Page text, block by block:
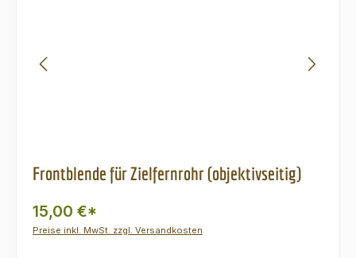
Frontblende für Zielfernrohr (objektivseitig)
15,00 €*
Preise inkl. MwSt. zzgl. Versandkosten